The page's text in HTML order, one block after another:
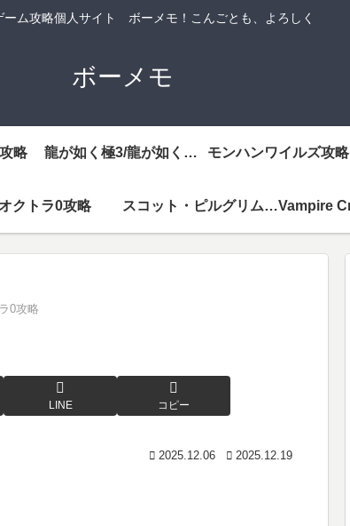
ーム攻略個人サイト ボーメモ！こんごとも、よろしく
ボーメモ
略 龍が如く極3/龍が如く3外伝DarkTies攻略 モンハンワイルズ攻略
オクトラ0攻略 スコット・ピルグリムEX攻略
0攻略
LINE コピー
2025.12.06 2025.12.19